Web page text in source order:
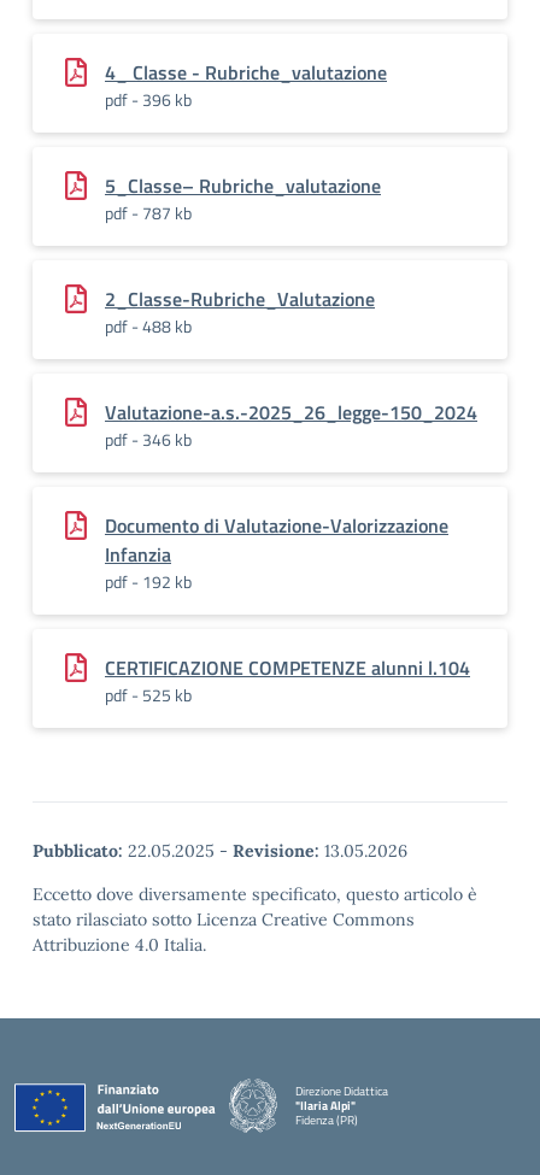
4_ Classe - Rubriche_valutazione
pdf - 396 kb
5_Classe– Rubriche_valutazione
pdf - 787 kb
2_Classe-Rubriche_Valutazione
pdf - 488 kb
Valutazione-a.s.-2025_26_legge-150_2024
pdf - 346 kb
Documento di Valutazione-Valorizzazione
Infanzia
pdf - 192 kb
CERTIFICAZIONE COMPETENZE alunni l.104
pdf - 525 kb
Pubblicato: 22.05.2025 - Revisione: 13.05.2026
Eccetto dove diversamente specificato, questo articolo è
stato rilasciato sotto Licenza Creative Commons
Attribuzione 4.0 Italia.
Direzione Didattica
"Ilaria Alpi"
Fidenza (PR)